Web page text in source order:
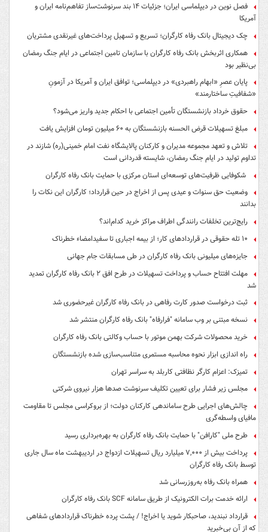
فصل نوین در دیپلماسی ایران؛ جزئیات ۱۴ بند سرنوشت‌ساز تفاهم‌نامه ایران و
آمریکا
چک دیجیتال بانک رفاه کارگران؛ تسریع و تسهیل پرداخت‌های غیرنقدی مشتریان
همکاری اثربخش بانک رفاه کارگران با سازمان تامین اجتماعی در ایام جنگ رمضان
بی‌نظیر بود
پایان عصرِ «ابهام راهبردی» در دیپلماسی؛ توافق ایران و آمریکا در آزمونِ
«شفافیتِ ساختارمند»
حقوق خرداد بازنشستگان تأمین اجتماعی با احکام جدید واریز می‌شود؟
مبلغ تسهیلات قرض الحسنه بازنشستگان به ۶۰ میلیون تومان افزایش یافت
تلاش و تعهد مجموعه مدیران و کارکنان پالایشگاه نفت امام خمینی(ره) شازند در
تداوم تولید در ایام جنگ رمضان، شایسته قدردانی است
شکوفایی ظرفیت‌های توسعه‌ای استان مرکزی با حمایت بانک رفاه کارگران
وضعیت حق سنوات و عیدی پس از اخراج در حین قرارداد؛ کارگران این نکات را
بدانند
رایج‌ترین تخلفات رانندگی اطراف مراکز خرید کدام‌اند؟
۱۰ تله حقوقی در قراردادهای کار؛ از بیمه اجباری تا سفیدامضاء خطرناک
جایزه‌های میلیونی بانک رفاه کارگران در طی مسابقات جام جهانی
مهلت افتتاح حساب و پرداخت تسهیلات در طرح افق ۲ بانک رفاه کارگران تمدید
شد
ثبت درخواست صدور کارت رفاهی در بانک رفاه کارگران غیرحضوری شد
نسخه مبتنی بر وب سامانه "فرارفاه" بانک رفاه کارگران منتشر شد
خرید محصولات شرکت بهمن موتور با حساب وکالتی بانک رفاه کارگران
راه اندازی ابزار نحوه محاسبه مستمری متناسب‌سازی شده بازنشستگان
تمیزک: اعزام کارگر نظافتی کاربلد به سراسر تهران
مجلس زیر فشار برای تعیین تکلیف سرنوشت صدها هزار نیروی شرکتی
چالش‌های اجرایی طرح ساماندهی کارکنان دولت؛ از بروکراسی مجلس تا مقاومت
مافیای واسطه‌گری
طرح ملی "کارافن" با حمایت بانک رفاه کارگران به بهره‌برداری رسید
پرداخت بیش از ۷,۰۰۰ میلیارد ریال تسهیلات ازدواج در اردیبهشت ماه سال جاری
توسط بانک رفاه کارگران
همراه بانک رفاه به‌روزرسانی شد
ارائه خدمت برات الکترونیک از طریق سامانه SCF بانک رفاه کارگران
قرارداد نبندید، صاحبکار شوید یا اخراج! / پشت پرده خطرناک قراردادهای شفاهی
که از آن بی‌خبرید